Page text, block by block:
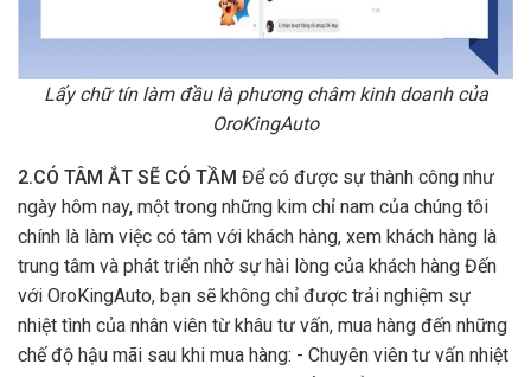
Lấy chữ tín làm đầu là phương châm kinh doanh của
OroKingAuto
2.CÓ TÂM ẮT SẼ CÓ TẦM Để có được sự thành công như
ngày hôm nay, một trong những kim chỉ nam của chúng tôi
chính là làm việc có tâm với khách hàng, xem khách hàng là
trung tâm và phát triển nhờ sự hài lòng của khách hàng Đến
với OroKingAuto, bạn sẽ không chỉ được trải nghiệm sự
nhiệt tình của nhân viên từ khâu tư vấn, mua hàng đến những
chế độ hậu mãi sau khi mua hàng: - Chuyên viên tư vấn nhiệt